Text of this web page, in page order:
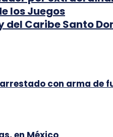
los Juegos
del Caribe Santo
con arma de